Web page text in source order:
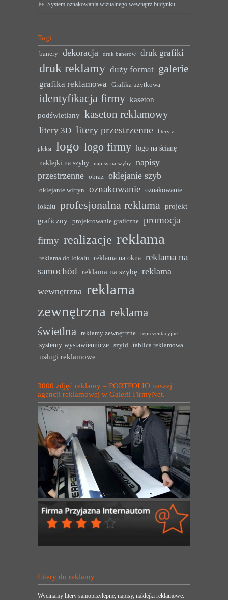
System oznakowania wizualnego wewnątrz budynku
Tagi
banery dekoracja druk banerów druk grafiki
druk reklamy duży format galerie
grafika reklamowa Grafika użytkowa
identyfikacja firmy kaseton
podświetlany kaseton reklamowy
litery 3D litery przestrzenne litery z
pleksi logo logo firmy logo na ścianę
naklejki na szyby
napisy na szyby
napisy
przestrzenne
obraz oklejanie szyb
oklejanie witryn oznakowanie oznakowanie
lokalu profesjonalna reklama projekt
graficzny
projektowanie graficzne
promocja
firmy realizacje reklama
reklama do lokalu reklama na okna reklama na
samochód reklama na szybę reklama
wewnętrzna reklama
zewnętrzna reklama
świetlna
reklamy zewnętrzne reprezentacyjne
systemy wystawiennicze szyld tablica reklamowa
usługi reklamowe
3000 zdjęć reklamy – PORTFOLIO naszej
agencji reklamowej w Galerii FirmyNet.
Litery do reklamy
Wycinamy litery samoprzylepne, napisy, naklejki reklamowe.